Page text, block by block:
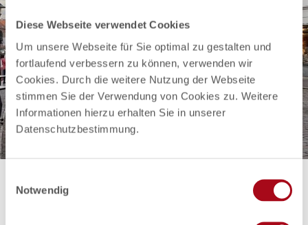
Diese Webseite verwendet Cookies
Um unsere Webseite für Sie optimal zu gestalten und
fortlaufend verbessern zu können, verwenden wir
Cookies. Durch die weitere Nutzung der Webseite
stimmen Sie der Verwendung von Cookies zu. Weitere
Informationen hierzu erhalten Sie in unserer
Datenschutzbestimmung.
Notwendig
Möllner Kulturnacht
Deine Teilnahme - entweder als Location oder als